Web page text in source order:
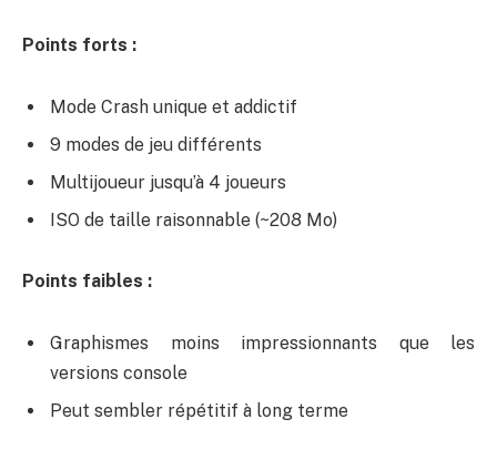
Points forts :
Mode Crash unique et addictif
9 modes de jeu différents
Multijoueur jusqu’à 4 joueurs
ISO de taille raisonnable (~208 Mo)
Points faibles :
Graphismes moins impressionnants que les
versions console
Peut sembler répétitif à long terme